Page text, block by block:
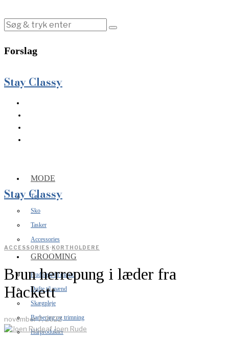
Forslag
Stay Classy
MODE
Tøj
Sko
Tasker
Accessories
GROOMING
Hudpleje til mænd
Dufte til mænd
Skægpleje
Barbering og trimning
Hårprodukter
Stay Classy
ACCESSORIES·KORTHOLDERE
Brun herrepung i læder fra
Hackett
november 7, 2022
afJoen Rude